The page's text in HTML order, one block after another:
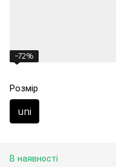
−72%
Розмір
uni
В наявності